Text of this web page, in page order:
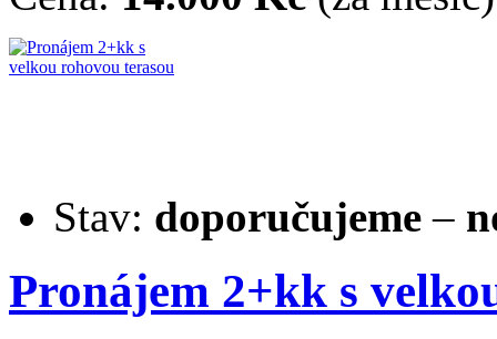
Stav: doporučujeme –
Pronájem 2+kk s